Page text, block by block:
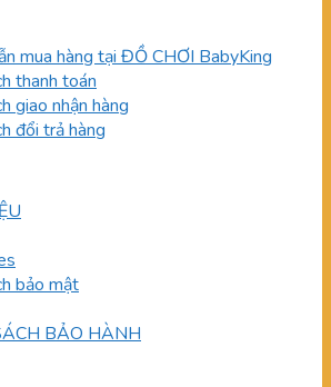
mua hàng tại ĐỒ CHƠI BabyKing
thanh toán
giao nhận hàng
đổi trả hàng
bảo mật
BẢO HÀNH